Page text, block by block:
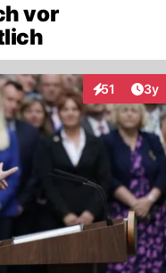
vor
51 3y